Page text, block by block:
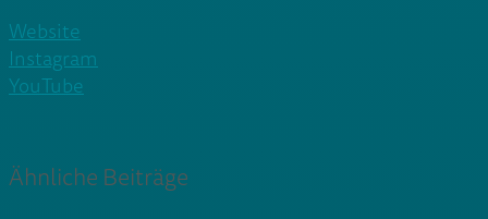
Website
Instagram
YouTube
Ähnliche Beiträge